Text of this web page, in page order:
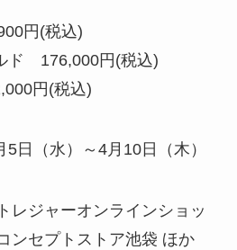
円(税込)
ド 176,000円(税込)
円(税込)
日（水）～4月10日（木）
レジャーオンラインショッ
ンセプトストア池袋 ほか